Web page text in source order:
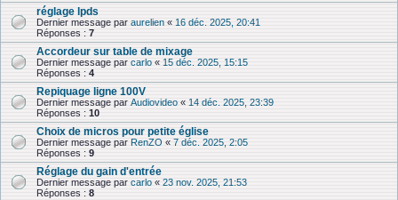
réglage lpds
Dernier message par aurelien « 16 déc. 2025, 20:41
Réponses : 7
Accordeur sur table de mixage
Dernier message par carlo « 15 déc. 2025, 15:15
Réponses : 4
Repiquage ligne 100V
Dernier message par Audiovideo « 14 déc. 2025, 23:39
Réponses : 10
Choix de micros pour petite église
Dernier message par RenZO « 7 déc. 2025, 2:05
Réponses : 9
Réglage du gain d'entrée
Dernier message par carlo « 23 nov. 2025, 21:53
Réponses : 8